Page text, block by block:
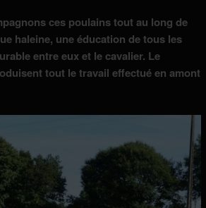
ces poulains tout au long de
haleine, une éducation de tous les
entre eux et le cavalier. Le
tout le travail effectué en amont